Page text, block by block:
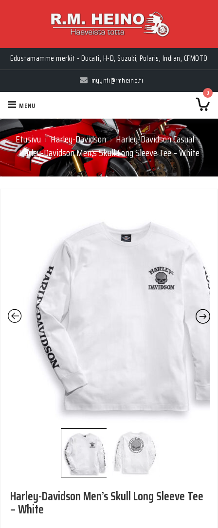
Edustamamme merkit - Ducati, H-D, Suzuki, Polaris, Indian, CFMOTO
myynti@rmheino.fi
0
MENU
Etusivu › Harley-Davidson › Harley-Davidson Casual ›
Harley-Davidson Men’s Skull Long Sleeve Tee – White
Harley-Davidson Men’s Skull Long Sleeve Tee
– White